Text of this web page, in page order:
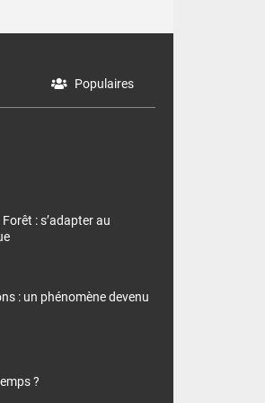
Populaires
: s’adapter au
: un phénomène devenu
?